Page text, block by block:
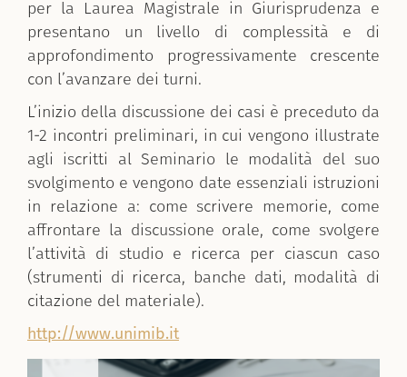
per la Laurea Magistrale in Giurisprudenza e
presentano un livello di complessità e di
approfondimento progressivamente crescente
con l’avanzare dei turni.
L’inizio della discussione dei casi è preceduto da
1-2 incontri preliminari, in cui vengono illustrate
agli iscritti al Seminario le modalità del suo
svolgimento e vengono date essenziali istruzioni
in relazione a: come scrivere memorie, come
affrontare la discussione orale, come svolgere
l’attività di studio e ricerca per ciascun caso
(strumenti di ricerca, banche dati, modalità di
citazione del materiale).
http://www.unimib.it